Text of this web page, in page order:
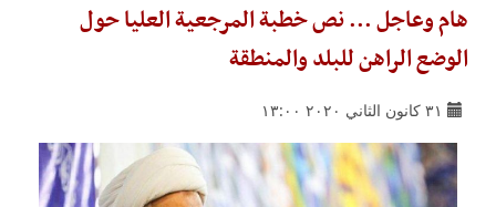
هام وعاجل ... نص خطبة المرجعية العليا حول
الوضع الراهن للبلد والمنطقة
٣١ كانون الثاني ٢٠٢٠ ١٣:٠٠